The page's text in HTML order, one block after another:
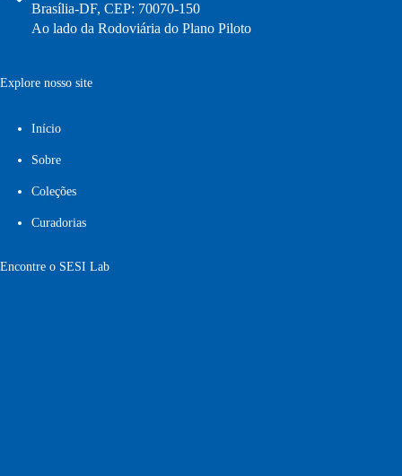
Brasília-DF, CEP: 70070-150
Ao lado da Rodoviária do Plano Piloto
Explore nosso site
Início
Sobre
Coleções
Curadorias
Encontre o SESI Lab